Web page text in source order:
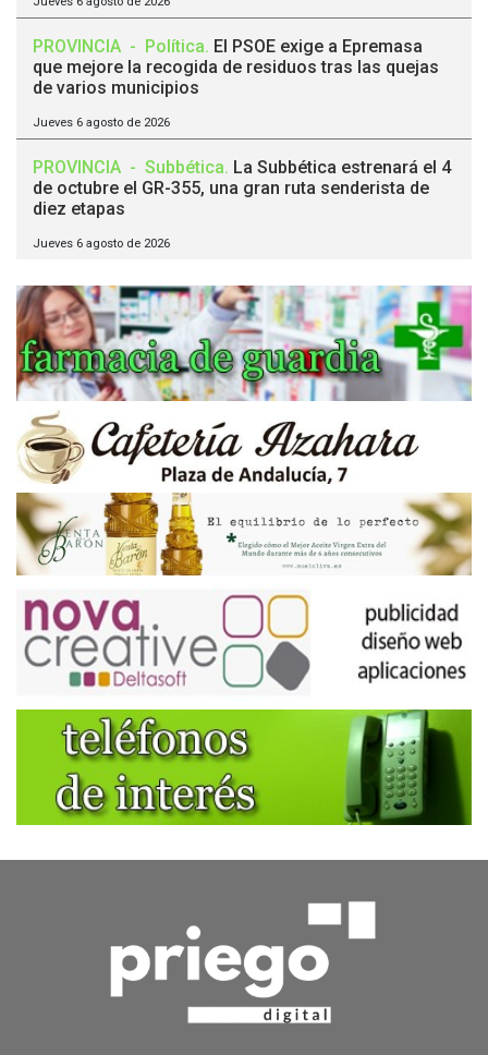
PROVINCIA - Política. El PSOE exige a Epremasa
que mejore la recogida de residuos tras las quejas
de varios municipios
Jueves 6 agosto de 2026
PROVINCIA - Subbética. La Subbética estrenará el 4
de octubre el GR-355, una gran ruta senderista de
diez etapas
Jueves 6 agosto de 2026